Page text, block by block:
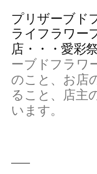
プリザーブド
ライフラワー
店・・・愛彩
ーブドフラワ
のこと、お店
ること、店主
います。